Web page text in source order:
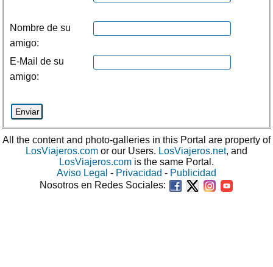
Nombre de su
amigo:
E-Mail de su
amigo:
All the content and photo-galleries in this Portal are property of
LosViajeros.com or our Users. LosViajeros.net, and
LosViajeros.com is the same Portal.
Aviso Legal - Privacidad - Publicidad
Nosotros en Redes Sociales: